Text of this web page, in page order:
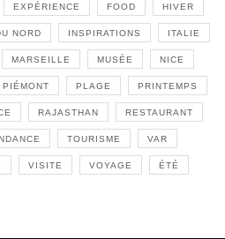
EXPÉRIENCE FOOD HIVER
NORD INSPIRATIONS ITALIE
MARSEILLE MUSÉE NICE
PIÉMONT PLAGE PRINTEMPS
RAJASTHAN RESTAURANT
TOURISME VAR
VISITE VOYAGE ÉTÉ